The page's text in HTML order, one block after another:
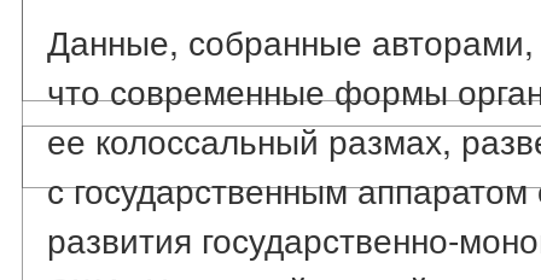
Данные, собранные авторами,
что современные формы
ее колоссальный размах,
с государственным
развития государственно-